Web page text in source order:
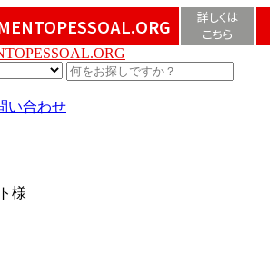
詳しくは
こちら
様